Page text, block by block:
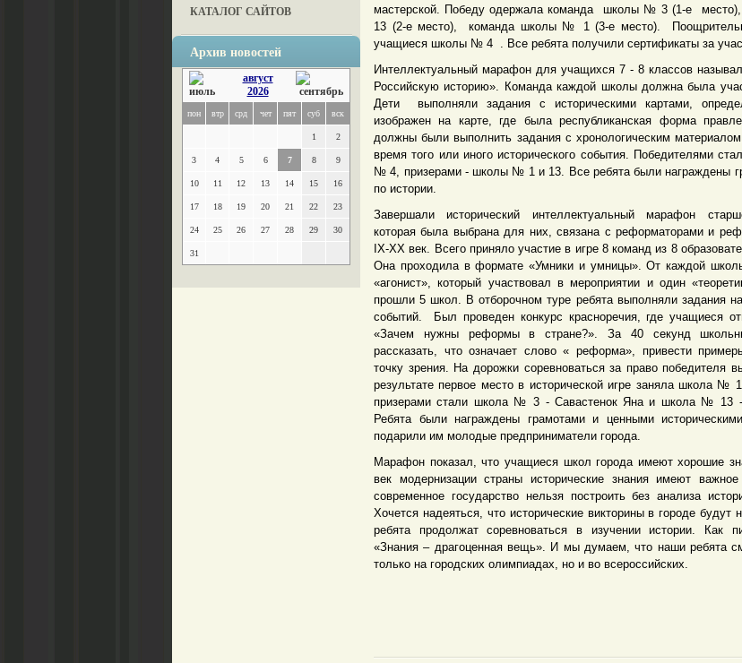
КАТАЛОГ САЙТОВ
Архив новостей
август
2026
пон втр срд чет пят суб вск
1 2
3 4 5 6 7 8 9
10 11 12 13 14 15 16
17 18 19 20 21 22 23
24 25 26 27 28 29 30
31
мастерской. Победу одержала команда школы № 3 (1-е
13 (2-е место), команда школы № 1 (3-е место).
учащиеся школы № 4 . Все ребята получили сертификаты за
Интеллектуальный марафон для учащихся 7 - 8 классов
Российскую историю». Команда каждой школы должна была
Дети выполняли задания с историческими картами,
изображен на карте, где была республиканская форма
должны были выполнить задания с хронологическим
время того или иного исторического события. Победителями
№ 4, призерами - школы № 1 и 13. Все ребята были награждены
по истории.
Завершали исторический интеллектуальный марафон
которая была выбрана для них, связана с реформаторами и
IX-XX век. Всего приняло участие в игре 8 команд из 8
Она проходила в формате «Умники и умницы». От каждой
«агонист», который участвовал в мероприятии и один
прошли 5 школ. В отборочном туре ребята выполняли задания
событий. Был проведен конкурс красноречия, где учащиеся
«Зачем нужны реформы в стране?». За 40 секунд
рассказать, что означает слово « реформа», привести
точку зрения. На дорожки соревноваться за право победителя
результате первое место в исторической игре заняла школа
призерами стали школа № 3 - Савастенок Яна и школа № 13 -
Ребята были награждены грамотами и ценными
подарили им молодые предприниматели города.
Марафон показал, что учащиеся школ города имеют хорошие
век модернизации страны исторические знания имеют
современное государство нельзя построить без анализа
Хочется надеяться, что исторические викторины в городе будут
ребята продолжат соревноваться в изучении истории. Как
«Знания – драгоценная вещь». И мы думаем, что наши ребята
только на городских олимпиадах, но и во всероссийских.